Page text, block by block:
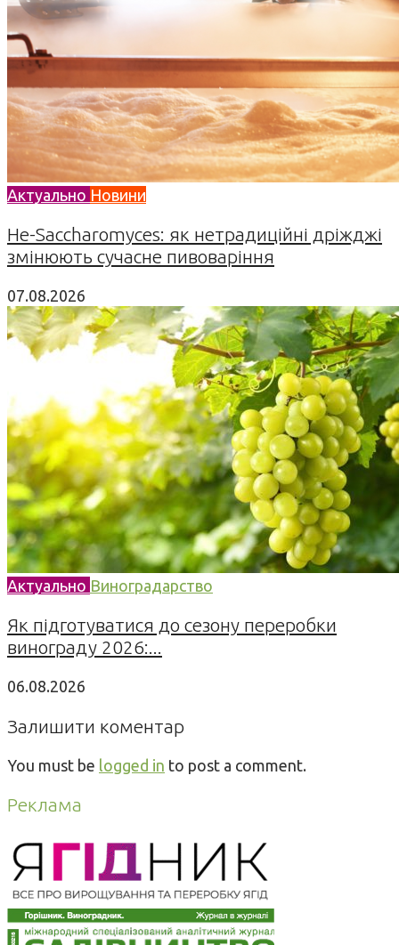
Актуально Новини
Не-Saccharomyces: як нетрадиційні дріжджі
змінюють сучасне пивоваріння
07.08.2026
Актуально Виноградарство
Як підготуватися до сезону переробки
винограду 2026:...
06.08.2026
Залишити коментар
You must be logged in to post a comment.
Реклама